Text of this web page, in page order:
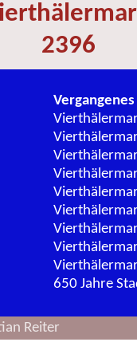
2396
Vergangenes
650 Jahre
Reiter